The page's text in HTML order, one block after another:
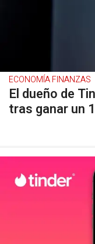
ECONOMÍA FINANZAS
El dueño de
tras ganar un